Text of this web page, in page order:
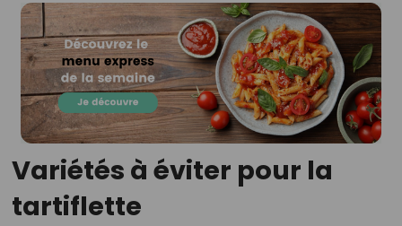
Variétés à éviter pour la
tartiflette